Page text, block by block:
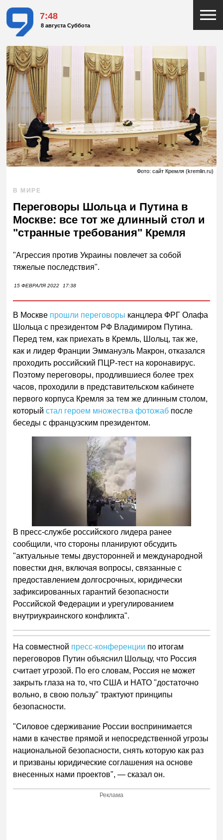
7:48
8 августа Суббота
Фото: сайт Кремля (kremlin.ru)
В МИРЕ
Переговоры Шольца и Путина в
Москве: все тот же длинный стол и
"странные требования" Кремля
"Агрессия против Украины повлечет за собой
тяжелые последствия".
15 ФЕВРАЛЯ 2022 17:38
В Москве прошли переговоры канцлера ФРГ Олафа
Шольца с президентом РФ Владимиром Путина.
Перед тем, как приехать в Кремль, Шольц, так же,
как и лидер Франции Эммануэль Макрон, отказался
проходить российский ПЦР-тест на коронавирус.
Поэтому переговоры, продлившиеся более трех
часов, проходили в представительском кабинете
первого корпуса Кремля за тем же длинным столом,
которыйстал героем множества фотожаб после
беседы с французским президентом.
В пресс-службе российского лидера ранее
сообщили, что стороны планируют обсудить
"актуальные темы двусторонней и международной
повестки дня, включая вопросы, связанные с
предоставлением долгосрочных, юридически
зафиксированных гарантий безопасности
Российской Федерации и урегулированием
внутриукраинского конфликта".
На совместной пресс-конференции по итогам
переговоров Путин объяснил Шольцу, что Россия
считает угрозой. По его словам, Россия не может
закрыть глаза на то, что США и НАТО "достаточно
вольно, в свою пользу" трактуют принципы
безопасности.
"Силовое сдерживание России воспринимается
нами в качестве прямой и непосредственной угрозы
национальной безопасности, снять которую как раз
и призваны юридические соглашения на основе
внесенных нами проектов", — сказал он.
Реклама